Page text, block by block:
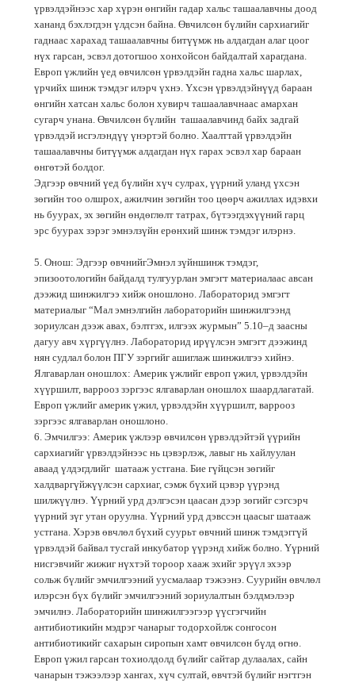
үрвэлдэйнээс хар хүрэн өнгийн гадар хальс ташаалавчны доод
хананд бэхлэгдэн үлдсэн байна. Өвчилсөн бүлийн сархиагийг
гаднаас харахад ташаалавчны битүүмж нь алдагдан алаг цоог
нүх гарсан, эсвэл дотогшоо хонхойсон байдалтай харагдана.
Европ үжлийн үед өвчилсөн үрвэлдэйн гадна хальс шарлах,
үрчийх шинж тэмдэг илэрч үхнэ. Үхсэн үрвэлдэйнүүд бараан
өнгийн хатсан хальс болон хувирч ташаалавчнаас амархан
сугарч унана. Өвчилсөн бүлийн ташаалавчинд байх задгай
үрвэлдэй исгэлэндүү үнэртэй болно. Хаалттай үрвэлдэйн
ташаалавчны битүүмж алдагдан нүх гарах эсвэл хар бараан
өнгөтэй болдог.
Эдгээр өвчний үед бүлийн хүч сулрах, үүрний уланд үхсэн
зөгийн тоо олшрох, ажилчин зөгийн тоо цөөрч ажиллах идэвхи
нь буурах, эх зөгийн өндөглөлт татрах, бүтээгдэхүүний гарц
эрс буурах зэрэг эмнэлзүйн ерөнхий шинж тэмдэг илэрнэ.
5. Онош: Эдгээр өвчнийгЭмнэл зүйншинж тэмдэг,
эпизоотологийн байдалд тулгуурлан эмгэгт материалаас авсан
дээжид шинжилгээ хийж оношлоно. Лабораторид эмгэгт
материалыг “Мал эмнэлгийн лабораторийн шинжилгээнд
зориулсан дээж авах, бэлтгэх, илгээх журмын” 5.10–д заасны
дагуу авч хүргүүлнэ. Лабораторид ирүүлсэн эмгэгт дээжинд
нян судлал болон ПГУ зэргийг ашиглаж шинжилгээ хийнэ.
Ялгаварлан оношлох: Америк үжлийг европ үжил, үрвэлдэйн
хүүршилт, варрооз зэргээс ялгаварлан оношлох шаардлагатай.
Европ үжлийг америк үжил, үрвэлдэйн хүүршилт, варрооз
зэргээс ялгаварлан оношлоно.
6. Эмчилгээ: Америк үжлээр өвчилсөн үрвэлдэйтэй үүрийн
сархиагийг үрвэлдэйнээс нь цэвэрлэж, лавыг нь хайлуулан
аваад үлдэгдлийг шатааж устгана. Бие гүйцсэн зөгийг
халдваргүйжүүлсэн сархиаг, сэмж бүхий цэвэр үүрэнд
шилжүүлнэ. Үүрний урд дэлгэсэн цаасан дээр зөгийг сэгсэрч
үүрний зүг утан оруулна. Үүрний урд дэвссэн цаасыг шатааж
устгана. Хэрэв өвчлөл бүхий суурьт өвчний шинж тэмдэггүй
үрвэлдэй байвал тусгай инкубатор үүрэнд хийж болно. Үүрний
нисгэвчийг жижиг нүхтэй тороор хааж эхийг эрүүл эхээр
сольж бүлийг эмчилгээний уусмалаар тэжээнэ. Суурийн өвчлөл
илэрсэн бүх бүлийг эмчилгээний зориулалтын бэлдмэлээр
эмчилнэ. Лабораторийн шинжилгээгээр үүсгэгчийн
антибиотикийн мэдрэг чанарыг тодорхойлж сонгосон
антибиотикийг сахарын сиропын хамт өвчилсөн бүлд өгнө.
Европ үжил гарсан тохиолдолд бүлийг сайтар дулаалах, сайн
чанарын тэжээлээр хангах, хүч султай, өвчтэй бүлийг нэгтгэн